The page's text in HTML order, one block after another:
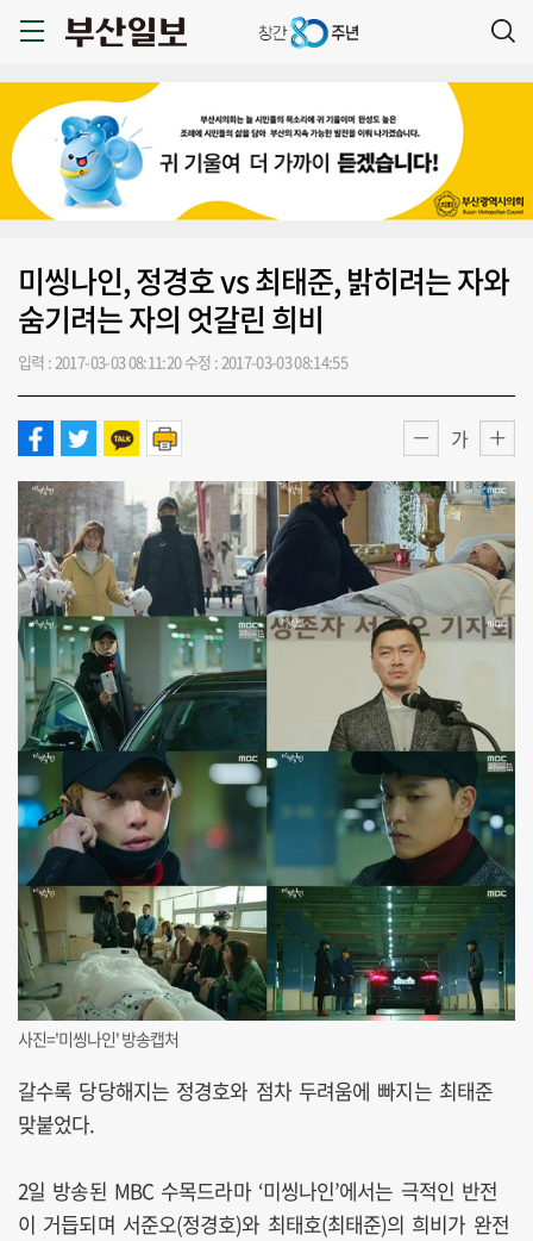
미씽나인, 정경호 vs 최태준, 밝히려는 자와
숨기려는 자의 엇갈린 희비
입력 : 2017-03-03 08:11:20수정 : 2017-03-03 08:14:55
가
사진='미씽나인' 방송캡처
갈수록 당당해지는 정경호와 점차 두려움에 빠지는 최태준
맞붙었다.
2일 방송된 MBC 수목드라마 ‘미씽나인’에서는 극적인 반전
이 거듭되며 서준오(정경호)와 최태호(최태준)의 희비가 완전